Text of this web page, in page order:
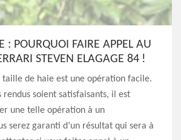
: POURQUOI FAIRE APPEL AU
STEVEN ELAGAGE 84 !
de haie est une opération facile.
rendus soient satisfaisants, il est
une telle opération à un
serez garanti d’un résultat qui sera à